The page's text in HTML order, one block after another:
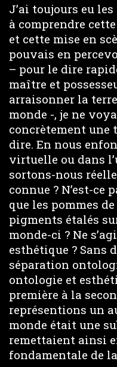
J’ai toujours eu
à comprendre
et cette mise en
pouvais en
– pour le dire
maître et
arraisonner la
monde -, je ne
concrètement
dire. En nous
virtuelle ou dans
sortons-nous
connue ? N’est-ce
que les pommes
pigments étalés
monde-ci ? Ne
esthétique ? Sans
séparation
ontologie et
première à la
représentions un
monde était une
remettaient ainsi
fondamentale de